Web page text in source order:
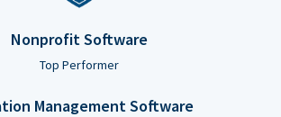
Nonprofit Software
Top Performer
Management Software